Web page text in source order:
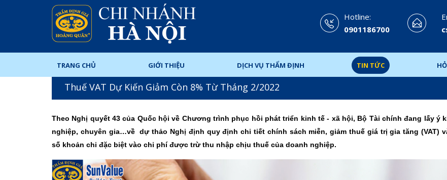
Hotline:
0901186700
TRANG CHỦ GIỚI THIỆU DỊCH VỤ THẨM ĐỊNH TIN TỨC
Thuế VAT Dự Kiến Giảm Còn 8% Từ Tháng 2/2022
Theo Nghị quyết 43 của Quốc hội về Chương trình phục hồi phát triển kinh tế - xã hội, Bộ Tài chính đang lấy ý
nghiệp, chuyên gia…về dự thảo Nghị định quy định chi tiết chính sách miễn, giảm thuế giá trị gia tăng (VAT)
số khoản chi đặc biệt vào chi phí được trừ thu nhập chịu thuế của doanh nghiệp.